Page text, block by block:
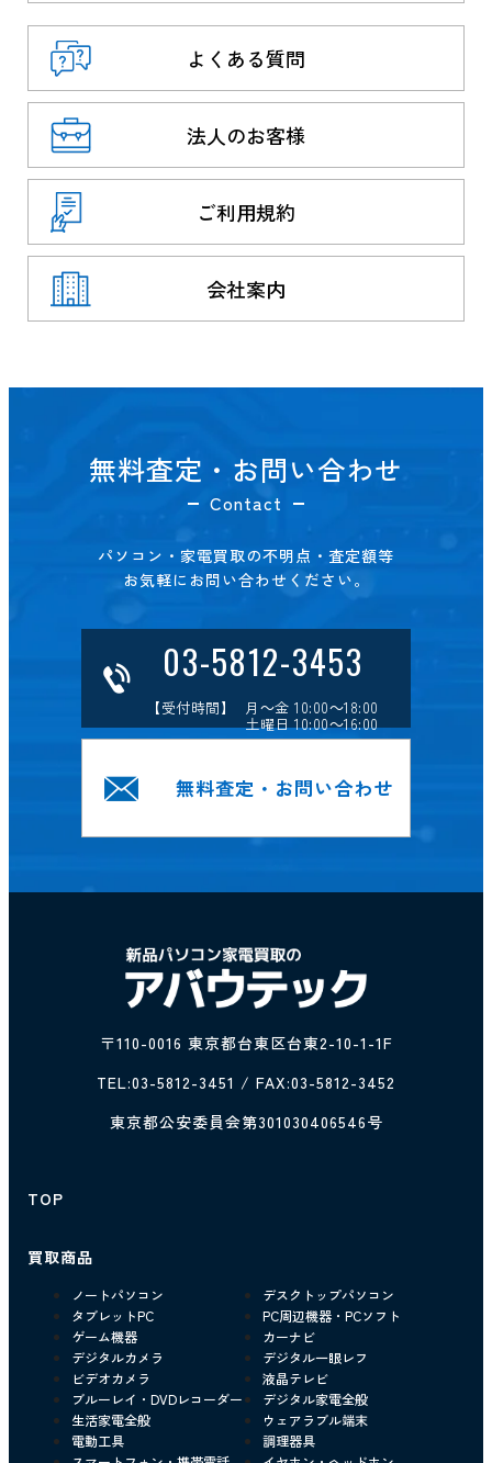
よくある質問
法人のお客様
ご利用規約
会社案内
無料査定・お問い合わせ
Contact
パソコン・家電買取の不明点・査定額等
お気軽にお問い合わせください。
03-5812-3453
【受付時間】 月～金 10:00～18:00
土曜日 10:00～16:00
無料査定・お問い合わせ
〒110-0016 東京都台東区台東2-10-1-1F
TEL:03-5812-3451 / FAX:03-5812-3452
東京都公安委員会第301030406546号
TOP
買取商品
ノートパソコン
デスクトップパソコン
タブレットPC
PC周辺機器・PCソフト
ゲーム機器
カーナビ
デジタルカメラ
デジタル一眼レフ
ビデオカメラ
液晶テレビ
ブルーレイ・DVDレコーダー
デジタル家電全般
生活家電全般
ウェアラブル端末
電動工具
調理器具